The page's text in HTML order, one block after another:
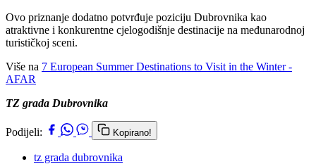
Ovo priznanje dodatno potvrđuje poziciju Dubrovnika kao
atraktivne i konkurentne cjelogodišnje destinacije na međunarodnoj
turističkoj sceni.
Više na 7 European Summer Destinations to Visit in the Winter -
AFAR
TZ grada Dubrovnika
Podijeli: Kopirano!
tz grada dubrovnika